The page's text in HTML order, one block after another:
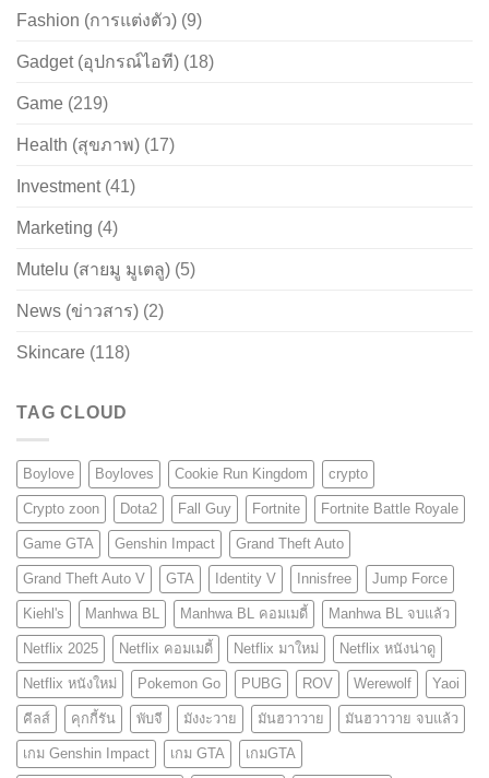
Fashion (การแต่งตัว) (9)
Gadget (อุปกรณ์ไอที) (18)
Game (219)
Health (สุขภาพ) (17)
Investment(41)
Marketing (4)
Mutelu (สายมู มูเตลู) (5)
News (ข่าวสาร) (2)
Skincare (118)
TAG CLOUD
Boylove Boyloves Cookie Run Kingdom crypto
Crypto zoon Dota2 Fall Guy Fortnite Fortnite Battle Royale
Game GTA Genshin Impact Grand Theft Auto
Grand Theft Auto V GTA Identity V Innisfree Jump Force
Kiehl's Manhwa BL Manhwa BL คอมเมดี้ Manhwa BL จบแล้ว
Netflix 2025 Netflix คอมเมดี้ Netflix มาใหม่ Netflix หนังน่าดู
Netflix หนังใหม่ Pokemon Go PUBG ROV Werewolf Yaoi
คีลส์ คุกกี้รัน พับจี มังงะวาย มันฮวาวาย มันฮวาวาย จบแล้ว
เกม Genshin Impact เกม GTA เกมGTA